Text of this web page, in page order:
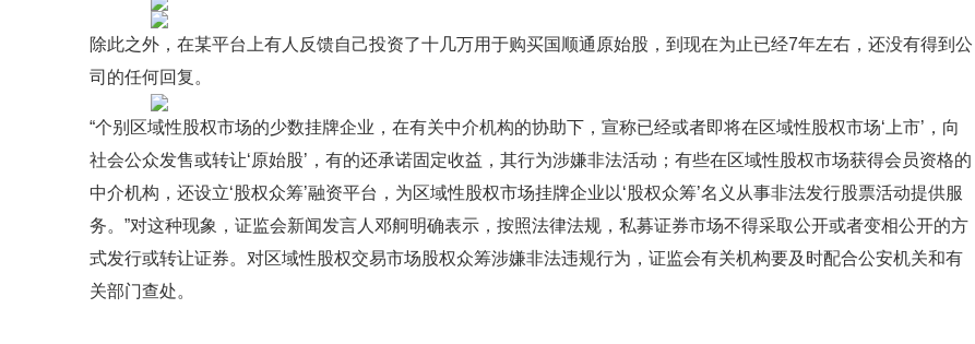
除此之外，在某平台上有人反馈自己投资了十几万用于购买国顺通原始股，到现在为止已经7年左右，还没有得到公
司的任何回复。
“个别区域性股权市场的少数挂牌企业，在有关中介机构的协助下，宣称已经或者即将在区域性股权市场‘上市’，向
社会公众发售或转让‘原始股’，有的还承诺固定收益，其行为涉嫌非法活动；有些在区域性股权市场获得会员资格的
中介机构，还设立‘股权众筹’融资平台，为区域性股权市场挂牌企业以‘股权众筹’名义从事非法发行股票活动提供服
务。”对这种现象，证监会新闻发言人邓舸明确表示，按照法律法规，私募证券市场不得采取公开或者变相公开的方
式发行或转让证券。对区域性股权交易市场股权众筹涉嫌非法违规行为，证监会有关机构要及时配合公安机关和有
关部门查处。